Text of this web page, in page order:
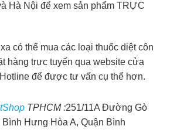
Hà Nội để xem sản phẩm TRỰC
có thể mua các loại thuốc diệt côn
hàng trực tuyến qua website cửa
để được tư vấn cụ thể hơn.
TPHCM :251/11A Đường Gò
Hưng Hòa A, Quận Bình